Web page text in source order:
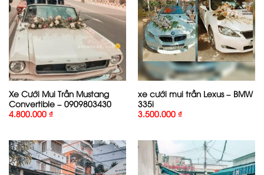
Xe Cưới Mui Trần Mustang
Convertible – 0909803430
4.800.000 ₫
xe cưới mui trần Lexus – BMW
335i
3.500.000 ₫